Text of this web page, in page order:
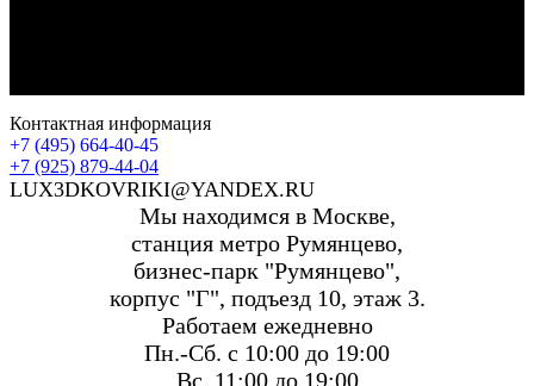
Контактная информация
+7 (495) 664-40-45
+7 (925) 879-44-04
LUX3DKOVRIKI@YANDEX.RU
Мы находимся в Москве,
станция метро Румянцево,
бизнес-парк "Румянцево",
корпус "Г", подъезд 10, этаж 3.
Работаем ежедневно
Пн.-Сб. с 10:00 до 19:00
Вс. 11:00 до 19:00